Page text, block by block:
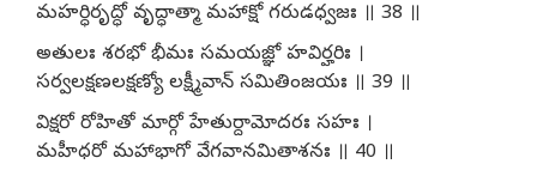
మహర్ధిరృద్ధో వృద్ధాత్మా మహాక్షో గరుడధ్వజః ॥ 38 ॥
అతులః శరభో భీమః సమయజ్ఞో హవిర్హరిః ।
సర్వలక్షణలక్షణ్యో లక్ష్మీవాన్ సమితింజయః ॥ 39 ॥
విక్షరో రోహితో మార్గో హేతుర్దామోదరః సహః ।
మహీధరో మహాభాగో వేగవానమితాశనః ॥ 40 ॥